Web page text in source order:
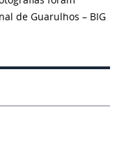
de Guarulhos – BIG